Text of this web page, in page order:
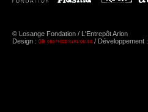
© Losange Fondation / L'Entrepôt Arlon
Design :
/ Développement :